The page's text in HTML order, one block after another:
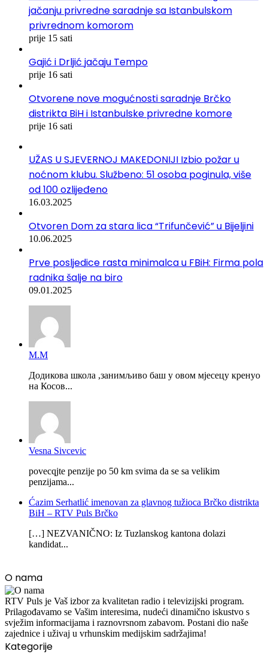
jačanju privredne saradnje sa Istanbulskom
privrednom komorom
prije 15 sati
Gajić i Drljić jačaju Tempo
prije 16 sati
Otvorene nove mogućnosti saradnje Brčko
distrikta BiH i Istanbulske privredne komore
prije 16 sati
UŽAS U SJEVERNOJ MAKEDONIJI Izbio požar u
noćnom klubu. Službeno: 51 osoba poginula, više
od 100 ozlijeđeno
16.03.2025
Otvoren Dom za stara lica “Trifunčević” u Bijeljini
10.06.2025
Prve posljedice rasta minimalca u FBiH: Firma pola
radnika šalje na biro
09.01.2025
М.М
Додикова школа ,занимљиво баш у овом мјесецу кренуо
на Косов...
Vesna Sivcevic
povecqjte penzije po 50 km svima da se sa velikim
penzijama...
Ćazim Serhatlić imenovan za glavnog tužioca Brčko distrikta
BiH – RTV Puls Brčko
[…] NEZVANIČNO: Iz Tuzlanskog kantona dolazi
kandidat...
O nama
RTV Puls je Vaš izbor za kvalitetan radio i televizijski program.
Prilagođavamo se Vašim interesima, nudeći dinamično iskustvo s
svježim informacijama i raznovrsnom zabavom. Postani dio naše
zajednice i uživaj u vrhunskim medijskim sadržajima!
Kategorije